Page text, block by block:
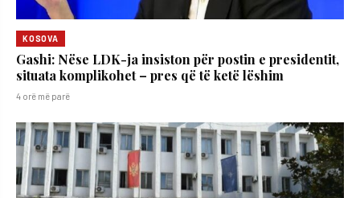
KOSOVA
Gashi: Nëse LDK-ja insiston për postin e presidentit,
situata komplikohet – pres që të ketë lëshim
4 orë më parë